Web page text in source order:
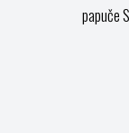
papuče